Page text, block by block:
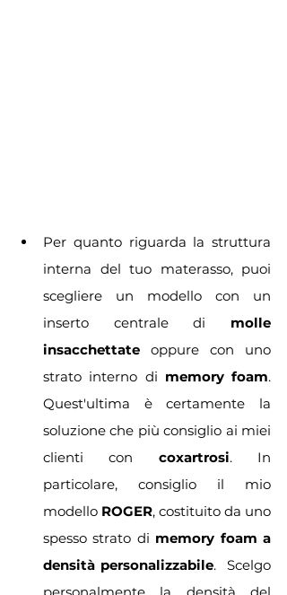
Per quanto riguarda la struttura
interna del tuo materasso, puoi
scegliere un modello con un
inserto centrale di molle
insacchettate oppure con uno
strato interno di memory foam.
Quest'ultima è certamente la
soluzione che più consiglio ai miei
clienti con coxartrosi. In
particolare, consiglio il mio
modello ROGER, costituito da uno
spesso strato di memory foam a
densità personalizzabile.  Scelgo